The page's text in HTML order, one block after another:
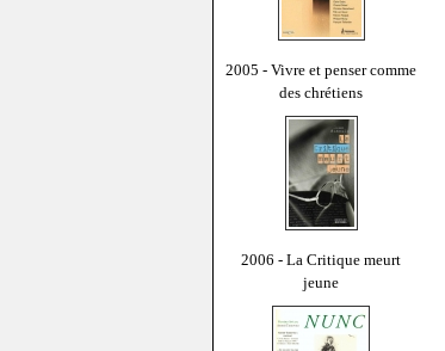
2005 - Vivre et penser comme
des chrétiens
2006 - La Critique meurt
jeune